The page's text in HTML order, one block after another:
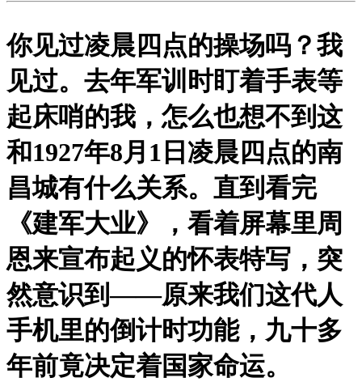
你见过凌晨四点的操场吗？我
见过。去年军训时盯着手表等
起床哨的我，怎么也想不到这
和1927年8月1日凌晨四点的南
昌城有什么关系。直到看完
《建军大业》，看着屏幕里周
恩来宣布起义的怀表特写，突
然意识到——原来我们这代人
手机里的倒计时功能，九十多
年前竟决定着国家命运。